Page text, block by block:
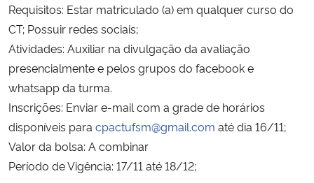
Ministério de Minas e Energia
Ministério da Ciência, Tecnologia, Inovações e Comunicações
Ministério do Meio Ambiente
Ministério do Turismo
Ministério do Desenvolvimento Regional
Requisitos: Estar matriculado (a) em qualquer curso do
CT; Possuir redes sociais;
Atividades: Auxiliar na divulgação da avaliação
presencialmente e pelos grupos do facebook e
whatsapp da turma.
Inscrições: Enviar e-mail com a grade de horários
disponíveis para cpactufsm@gmail.com até dia 16/11;
Valor da bolsa: A combinar
Período de Vigência: 17/11 até 18/12;